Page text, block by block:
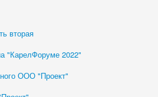
вторая
"КарелФоруме 2022"
ООО "Проект"